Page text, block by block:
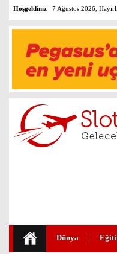
Hoşgeldiniz 7 Ağustos 2026,
Dünya